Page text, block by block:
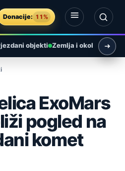
Donacije: 11%
objekti Zemlja i okoliš
ExoMars
pogled na
komet